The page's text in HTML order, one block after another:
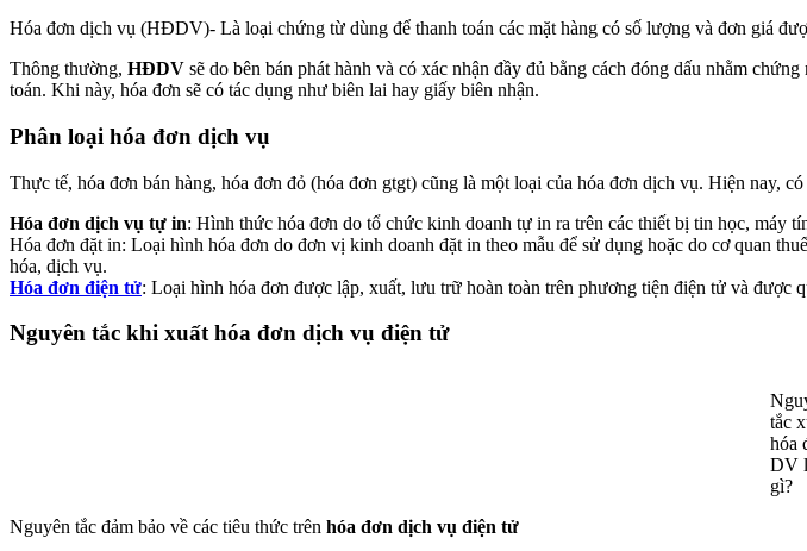
Hóa đơn dịch vụ (HĐDV)- Là loại chứng từ dùng để thanh toán các mặt hàng có số lượng và đơn giá
Thông thường, HĐDV sẽ do bên bán phát hành và có xác nhận đầy đủ bằng cách đóng dấu nhằm
toán. Khi này, hóa đơn sẽ có tác dụng như biên lai hay giấy biên nhận.
Phân loại hóa đơn dịch vụ
Thực tế, hóa đơn bán hàng, hóa đơn đỏ (hóa đơn gtgt) cũng là một loại của hóa đơn dịch vụ. Hiện nay,
Hóa đơn dịch vụ tự in: Hình thức hóa đơn do tổ chức kinh doanh tự in ra trên các thiết bị tin học, máy
Hóa đơn đặt in: Loại hình hóa đơn do đơn vị kinh doanh đặt in theo mẫu để sử dụng hoặc do cơ quan
hóa, dịch vụ.
Hóa đơn điện tử: Loại hình hóa đơn được lập, xuất, lưu trữ hoàn toàn trên phương tiện điện tử và được
Nguyên tắc khi xuất hóa đơn dịch vụ điện tử
tắc
hóa
DV
gì?
Nguyên tắc đảm bảo về các tiêu thức trên hóa đơn dịch vụ điện tử